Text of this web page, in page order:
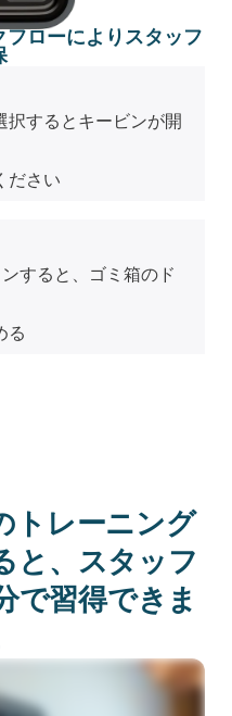
ローによりスタッフ
択するとキービンが開
ださい
すると、ゴミ箱のド
る
トレーニング
と、スタッフ
で習得できま